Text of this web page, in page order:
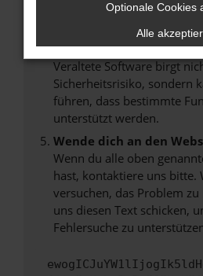
Stelle sicher, dass dein
Betriebssystem auf dem
sind.
Veraltete Software birgt
Sicherheitsrisiko, sondern
führen, dass bestimmte
unterstützt werden.
Wende dich an den
Wenn du alle oben
hast, kontaktiere uns bitte.
versuchen, das Problem
uns diesen Text schicken,
Fehlersuche zu
Optionale Cookies
Alle